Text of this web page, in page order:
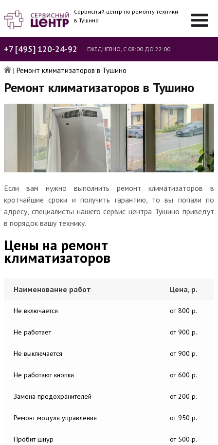
Сервисный центр по ремонту техники
в Тушино
+7 [495] 120-24-92 ЕЖЕДНЕВНО, С 08:00 ДО 22:00
| Ремонт климатизаторов в Тушино
Ремонт климатизаторов в Тушино
Если вам нужно выполнить ремонт климатизаторов в
кротчайшие сроки и получить гарантию, то вы попали по
адресу, специалисты нашего сервис центра Тушино приведут
в порядок вашу технику.
Цены на ремонт
климатизаторов
Наименование работ Цена, р.
Не включается от 800 р.
Не работает от 900 р.
Не выключается от 900 р.
Не работают кнопки от 600 р.
Замена предохранителей от 200 р.
Ремонт модуля управления от 950 р.
Пробит шнур от 500 р.